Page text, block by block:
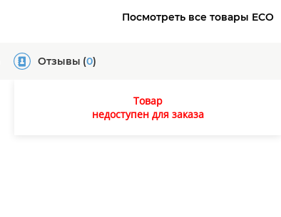
Посмотреть все товары ECO
Отзывы (0)
Товар
недоступен для заказа